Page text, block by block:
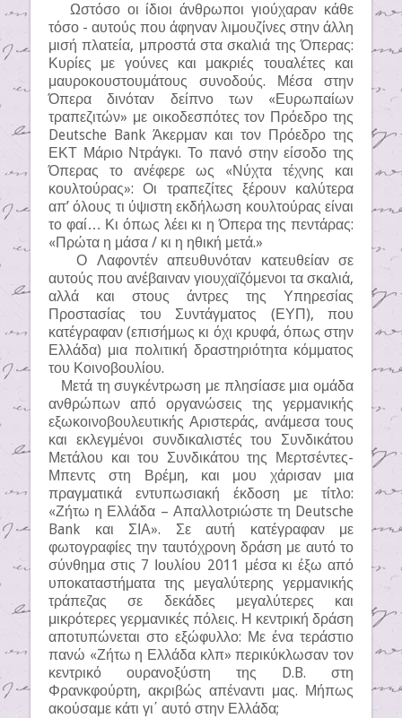
Ωστόσο οι ίδιοι άνθρωποι γιούχαραν κάθε
τόσο - αυτούς που άφηναν λιμουζίνες στην άλλη
μισή πλατεία, μπροστά στα σκαλιά της Όπερας:
Κυρίες με γούνες και μακριές τουαλέτες και
μαυροκουστουμάτους συνοδούς. Μέσα στην
Όπερα δινόταν δείπνο των «Ευρωπαίων
τραπεζιτών» με οικοδεσπότες τον Πρόεδρο της
Deutsche Bank Άκερμαν και τον Πρόεδρο της
ΕΚΤ Μάριο Ντράγκι. Το πανό στην είσοδο της
Όπερας το ανέφερε ως «Νύχτα τέχνης και
κουλτούρας»: Οι τραπεζίτες ξέρουν καλύτερα
απ’ όλους τι ύψιστη εκδήλωση κουλτούρας είναι
το φαί… Κι όπως λέει κι η Όπερα της πεντάρας:
«Πρώτα η μάσα / κι η ηθική μετά.»
Ο Λαφοντέν απευθυνόταν κατευθείαν σε
αυτούς που ανέβαιναν γιουχαϊζόμενοι τα σκαλιά,
αλλά και στους άντρες της Υπηρεσίας
Προστασίας του Συντάγματος (ΕΥΠ), που
κατέγραφαν (επισήμως κι όχι κρυφά, όπως στην
Ελλάδα) μια πολιτική δραστηριότητα κόμματος
του Κοινοβουλίου.
Μετά τη συγκέντρωση με πλησίασε μια ομάδα
ανθρώπων από οργανώσεις της γερμανικής
εξωκοινοβουλευτικής Αριστεράς, ανάμεσα τους
και εκλεγμένοι συνδικαλιστές του Συνδικάτου
Μετάλου και του Συνδικάτου της Μερτσέντες-
Μπεντς στη Βρέμη, και μου χάρισαν μια
πραγματικά εντυπωσιακή έκδοση με τίτλο:
«Ζήτω η Ελλάδα – Απαλλοτριώστε τη Deutsche
Bank και ΣΙΑ». Σε αυτή κατέγραφαν με
φωτογραφίες την ταυτόχρονη δράση με αυτό το
σύνθημα στις 7 Ιουλίου 2011 μέσα κι έξω από
υποκαταστήματα της μεγαλύτερης γερμανικής
τράπεζας σε δεκάδες μεγαλύτερες και
μικρότερες γερμανικές πόλεις. Η κεντρική δράση
αποτυπώνεται στο εξώφυλλο: Με ένα τεράστιο
πανώ «Ζήτω η Ελλάδα κλπ» περικύκλωσαν τον
κεντρικό ουρανοξύστη της D.B. στη
Φρανκφούρτη, ακριβώς απέναντι μας. Μήπως
ακούσαμε κάτι γι΄ αυτό στην Ελλάδα;